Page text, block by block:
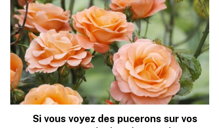
Si vous voyez des pucerons sur vos